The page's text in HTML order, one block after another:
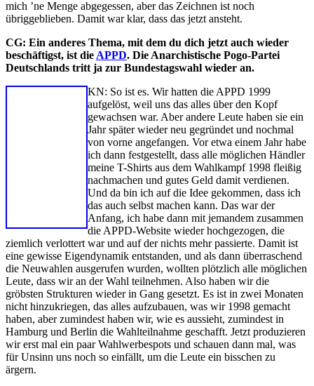
mich ’ne Menge abgegessen, aber das Zeichnen ist noch
übriggeblieben. Damit war klar, dass das jetzt ansteht.
CG: Ein anderes Thema, mit dem du dich jetzt auch wieder
beschäftigst, ist die APPD. Die Anarchistische Pogo-Partei
Deutschlands tritt ja zur Bundestagswahl wieder an.
KN: So ist es. Wir hatten die APPD 1999
aufgelöst, weil uns das alles über den Kopf
gewachsen war. Aber andere Leute haben sie ein
Jahr später wieder neu gegründet und nochmal
von vorne angefangen. Vor etwa einem Jahr habe
ich dann festgestellt, dass alle möglichen Händler
meine T-Shirts aus dem Wahlkampf 1998 fleißig
nachmachen und gutes Geld damit verdienen.
Und da bin ich auf die Idee gekommen, dass ich
das auch selbst machen kann. Das war der
Anfang, ich habe dann mit jemandem zusammen
die APPD-Website wieder hochgezogen, die
ziemlich verlottert war und auf der nichts mehr passierte. Damit ist
eine gewisse Eigendynamik entstanden, und als dann überraschend
die Neuwahlen ausgerufen wurden, wollten plötzlich alle möglichen
Leute, dass wir an der Wahl teilnehmen. Also haben wir die
gröbsten Strukturen wieder in Gang gesetzt. Es ist in zwei Monaten
nicht hinzukriegen, das alles aufzubauen, was wir 1998 gemacht
haben, aber zumindest haben wir, wie es aussieht, zumindest in
Hamburg und Berlin die Wahlteilnahme geschafft. Jetzt produzieren
wir erst mal ein paar Wahlwerbespots und schauen dann mal, was
für Unsinn uns noch so einfällt, um die Leute ein bisschen zu
ärgern.